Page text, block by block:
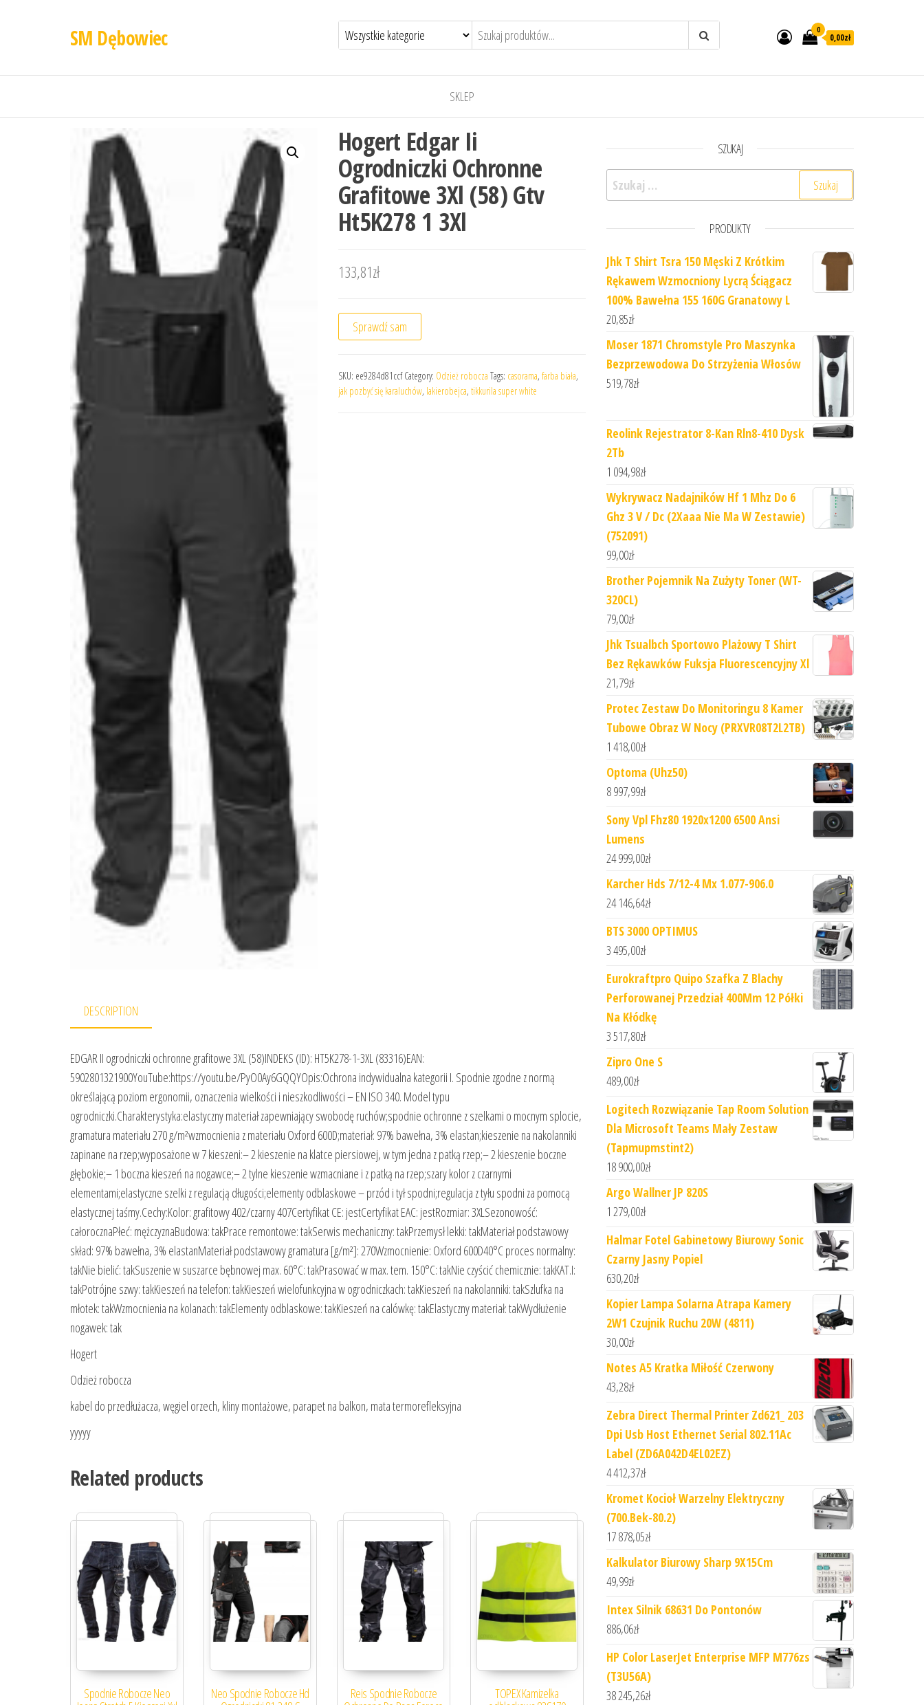
SM Dębowiec 0
0,00zł
SKLEP
Hogert Edgar Ii
Ogrodniczki Ochronne
Grafitowe 3Xl (58) Gtv
Ht5K278 1 3Xl
133,81zł
Sprawdź sam
SKU: ee9284d81ccf Category: Odzież robocza Tags: casorama, farba biała,
jak pozbyć się karaluchów, lakierobejca, tikkurila super white
DESCRIPTION
EDGAR II ogrodniczki ochronne grafitowe 3XL (58)INDEKS (ID): HT5K278-1-3XL (83316)EAN:
5902801321900YouTube:https://youtu.be/PyO0Ay6GQQYOpis:Ochrona indywidualna kategorii I. Spodnie zgodne z normą
określającą poziom ergonomii, oznaczenia wielkości i nieszkodliwości – EN ISO 340. Model typu
ogrodniczki.Charakterystyka:elastyczny materiał zapewniający swobodę ruchów;spodnie ochronne z szelkami o mocnym splocie,
gramatura materiału 270 g/m²wzmocnienia z materiału Oxford 600D;materiał: 97% bawełna, 3% elastan;kieszenie na nakolanniki
zapinane na rzep;wyposażone w 7 kieszeni:– 2 kieszenie na klatce piersiowej, w tym jedna z patką rzep;– 2 kieszenie boczne
głębokie;– 1 boczna kieszeń na nogawce;– 2 tylne kieszenie wzmacniane i z patką na rzep;szary kolor z czarnymi
elementami;elastyczne szelki z regulacją długości;elementy odblaskowe – przód i tył spodni;regulacja z tyłu spodni za pomocą
elastycznej taśmy.Cechy:Kolor: grafitowy 402/czarny 407Certyfikat CE: jestCertyfikat EAC: jestRozmiar: 3XLSezonowość:
całorocznaPłeć: mężczyznaBudowa: takPrace remontowe: takSerwis mechaniczny: takPrzemysł lekki: takMateriał podstawowy
skład: 97% bawełna, 3% elastanMateriał podstawowy gramatura [g/m²]: 270Wzmocnienie: Oxford 600D40°C proces normalny:
takNie bielić: takSuszenie w suszarce bębnowej max. 60°C: takPrasować w max. tem. 150°C: takNie czyścić chemicznie: takKAT.I:
takPotrójne szwy: takKieszeń na telefon: takKieszeń wielofunkcyjna w ogrodniczkach: takKieszeń na nakolanniki: takSzlufka na
młotek: takWzmocnienia na kolanach: takElementy odblaskowe: takKieszeń na calówkę: takElastyczny materiał: takWydłużenie
nogawek: tak
Hogert
Odzież robocza
kabel do przedłużacza, węgiel orzech, kliny montażowe, parapet na balkon, mata termorefleksyjna
yyyyy
Related products
Spodnie Robocze Neo Neo Spodnie Robocze Hd Reis Spodnie Robocze TOPEX Kamizelka
SZUKAJ
Szukaj:
PRODUKTY
Jhk T Shirt Tsra 150 Męski Z Krótkim
Rękawem Wzmocniony Lycrą Ściągacz
100% Bawełna 155 160G Granatowy L
20,85zł
Moser 1871 Chromstyle Pro Maszynka
Bezprzewodowa Do Strzyżenia Włosów
519,78zł
Reolink Rejestrator 8-Kan Rln8-410 Dysk
2Tb
1 094,98zł
Wykrywacz Nadajników Hf 1 Mhz Do 6
Ghz 3 V / Dc (2Xaaa Nie Ma W Zestawie)
(752091)
99,00zł
Brother Pojemnik Na Zużyty Toner (WT-
320CL)
79,00zł
Jhk Tsualbch Sportowo Plażowy T Shirt
Bez Rękawków Fuksja Fluorescencyjny Xl
21,79zł
Protec Zestaw Do Monitoringu 8 Kamer
Tubowe Obraz W Nocy (PRXVR08T2L2TB)
1 418,00zł
Optoma (Uhz50)
8 997,99zł
Sony Vpl Fhz80 1920x1200 6500 Ansi
Lumens
24 999,00zł
Karcher Hds 7/12-4 Mx 1.077-906.0
24 146,64zł
BTS 3000 OPTIMUS
3 495,00zł
Eurokraftpro Quipo Szafka Z Blachy
Perforowanej Przedział 400Mm 12 Półki
Na Kłódkę
3 517,80zł
Zipro One S
489,00zł
Logitech Rozwiązanie Tap Room Solution
Dla Microsoft Teams Mały Zestaw
(Tapmupmstint2)
18 900,00zł
Argo Wallner JP 820S
1 279,00zł
Halmar Fotel Gabinetowy Biurowy Sonic
Czarny Jasny Popiel
630,20zł
Kopier Lampa Solarna Atrapa Kamery
2W1 Czujnik Ruchu 20W (4811)
30,00zł
Notes A5 Kratka Miłość Czerwony
43,28zł
Zebra Direct Thermal Printer Zd621_ 203
Dpi Usb Host Ethernet Serial 802.11Ac
Label (ZD6A042D4EL02EZ)
4 412,37zł
Kromet Kocioł Warzelny Elektryczny
(700.Bek-80.2)
17 878,05zł
Kalkulator Biurowy Sharp 9X15Cm
49,99zł
Intex Silnik 68631 Do Pontonów
886,06zł
HP Color LaserJet Enterprise MFP M776zs
(T3U56A)
38 245,26zł